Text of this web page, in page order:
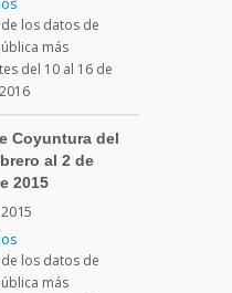
de los datos de
más
del 10 al 16 de
Coyuntura del
al 2 de
2015
de los datos de
más